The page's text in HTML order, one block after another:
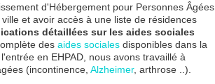
d'Hébergement pour Personnes Âgées
et avoir accès à une liste de résidences
détaillées sur les aides sociales
des aides socialesdisponibles dans la
en EHPAD, nous avons travaillé à
(incontinence, Alzheimer, arthrose ..).